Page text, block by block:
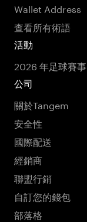
Wallet Address
查看所有術語
活動
2026 年足球賽事
公司
關於Tangem
安全性
國際配送
經銷商
聯盟行銷
自訂您的錢包
部落格